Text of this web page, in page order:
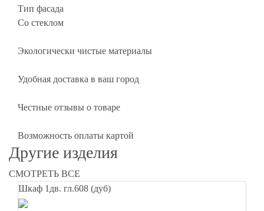
Тип фасада
Со стеклом
Экологически чистые материалы
Удобная доставка в ваш город
Честные отзывы о товаре
Возможность оплаты картой
Другие изделия
СМОТРЕТЬ ВСЕ
Шкаф 1дв. гл.608 (дуб)